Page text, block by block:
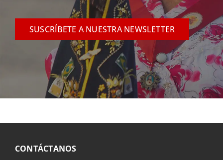
SUSCRÍBETE A NUESTRA NEWSLETTER
CONTÁCTANOS